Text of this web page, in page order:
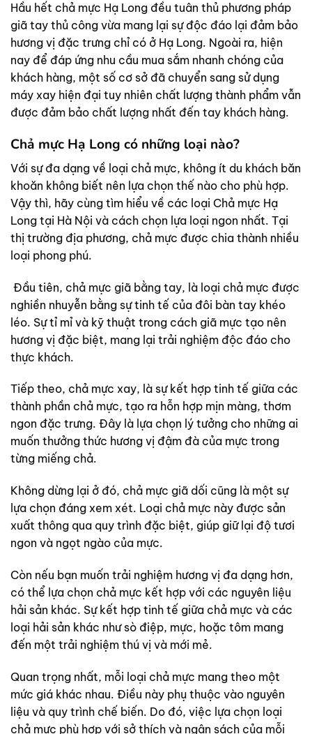
Hầu hết chả mực Hạ Long đều tuân thủ phương pháp
giã tay thủ công vừa mang lại sự độc đáo lại đảm bảo
hương vị đặc trưng chỉ có ở Hạ Long. Ngoài ra, hiện
nay để đáp ứng nhu cầu mua sắm nhanh chóng của
khách hàng, một số cơ sở đã chuyển sang sử dụng
máy xay hiện đại tuy nhiên chất lượng thành phẩm vẫn
được đảm bảo chất lượng nhất đến tay khách hàng.
Chả mực Hạ Long có những loại nào?
Với sự đa dạng về loại chả mực, không ít du khách băn
khoăn không biết nên lựa chọn thế nào cho phù hợp.
Vậy thì, hãy cùng tìm hiểu về các loại Chả mực Hạ
Long tại Hà Nội và cách chọn lựa loại ngon nhất. Tại
thị trường địa phương, chả mực được chia thành nhiều
loại phong phú.
Đầu tiên, chả mực giã bằng tay, là loại chả mực được
nghiền nhuyễn bằng sự tinh tế của đôi bàn tay khéo
léo. Sự tỉ mỉ và kỹ thuật trong cách giã mực tạo nên
hương vị đặc biệt, mang lại trải nghiệm độc đáo cho
thực khách.
Tiếp theo, chả mực xay, là sự kết hợp tinh tế giữa các
thành phần chả mực, tạo ra hỗn hợp mịn màng, thơm
ngon đặc trưng. Đây là lựa chọn lý tưởng cho những ai
muốn thưởng thức hương vị đậm đà của mực trong
từng miếng chả.
Không dừng lại ở đó, chả mực giã dối cũng là một sự
lựa chọn đáng xem xét. Loại chả mực này được sản
xuất thông qua quy trình đặc biệt, giúp giữ lại độ tươi
ngon và ngọt ngào của mực.
Còn nếu bạn muốn trải nghiệm hương vị đa dạng hơn,
có thể lựa chọn chả mực kết hợp với các nguyên liệu
hải sản khác. Sự kết hợp tinh tế giữa chả mực và các
loại hải sản khác như sò điệp, mực, hoặc tôm mang
đến một trải nghiệm thú vị và mới mẻ.
Quan trọng nhất, mỗi loại chả mực mang theo một
mức giá khác nhau. Điều này phụ thuộc vào nguyên
liệu và quy trình chế biến. Do đó, việc lựa chọn loại
chả mực phù hợp với sở thích và ngân sách của mỗi